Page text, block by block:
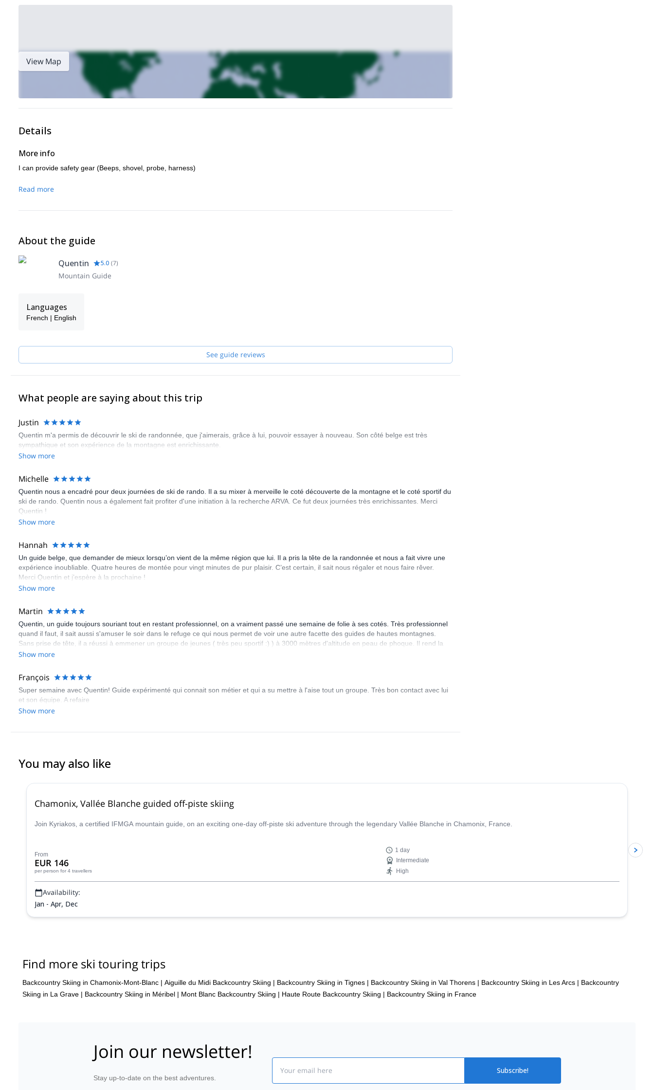
View Map
Details
More info
I can provide safety gear (Beeps, shovel, probe, harness)
Read more
About the guide
Quentin 5.0 (7)
Mountain Guide
Languages
French | English
See guide reviews
What people are saying about this trip
Justin
Quentin m'a permis de découvrir le ski de randonnée, que j'aimerais, grâce à lui, pouvoir essayer à nouveau. Son côté belge est très
sympathique et son expérience de la montagne est enrichissante.
Show more
Michelle
Quentin nous a encadré pour deux journées de ski de rando. Il a su mixer à merveille le coté découverte de la montagne et le coté sportif du
ski de rando. Quentin nous a également fait profiter d'une initiation à la recherche ARVA. Ce fut deux journées très enrichissantes. Merci
Quentin !
Show more
Hannah
Un guide belge, que demander de mieux lorsqu’on vient de la même région que lui. Il a pris la tête de la randonnée et nous a fait vivre une
expérience inoubliable. Quatre heures de montée pour vingt minutes de pur plaisir. C’est certain, il sait nous régaler et nous faire rêver.
Merci Quentin et j’espère à la prochaine !
Show more
Martin
Quentin, un guide toujours souriant tout en restant professionnel, on a vraiment passé une semaine de folie à ses cotés. Très professionnel
quand il faut, il sait aussi s'amuser le soir dans le refuge ce qui nous permet de voir une autre facette des guides de hautes montagnes.
Sans prise de tête, il a réussi à emmener un groupe de jeunes ( très peu sportif :) ) à 3000 mètres d'altitude en peau de phoque. Il rend la
montagne beaucoup plus belle et intéressante. Merci à lui et à son équipe!!!
Show more
François
Super semaine avec Quentin! Guide expérimenté qui connait son métier et qui a su mettre à l'aise tout un groupe. Très bon contact avec lui
et son équipe. A refaire
Show more
You may also like
Chamonix, Vallée Blanche guided off-piste skiing
Join Kyriakos, a certified IFMGA mountain guide, on an exciting one-day off-piste ski adventure through the legendary Vallée Blanche in Chamonix, France.
From
EUR 146
per person for 4 travellers
1 day
Intermediate
High
Availability:
Jan - Apr, Dec
Find more ski touring trips
Backcountry Skiing in Chamonix-Mont-Blanc | Aiguille du Midi Backcountry Skiing | Backcountry Skiing in Tignes | Backcountry Skiing in Val Thorens | Backcountry Skiing in Les Arcs | Backcountry
Skiing in La Grave | Backcountry Skiing in Méribel | Mont Blanc Backcountry Skiing | Haute Route Backcountry Skiing | Backcountry Skiing in France
Join our newsletter!
Stay up-to-date on the best adventures.
Subscribe!